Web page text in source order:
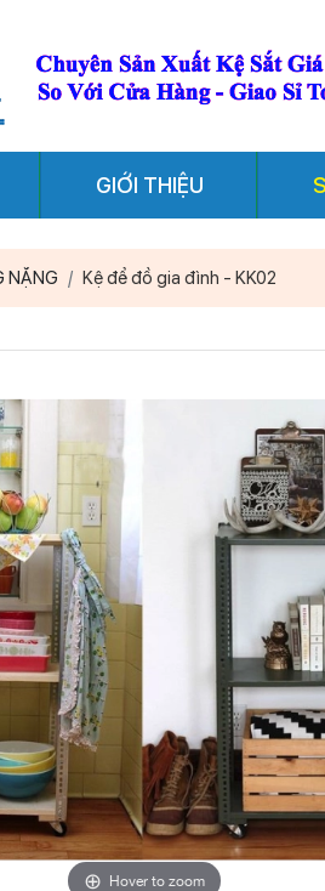
GIỚI THIỆU
NẶNG Kệ để đồ gia đình - KK02
Hover to zoom